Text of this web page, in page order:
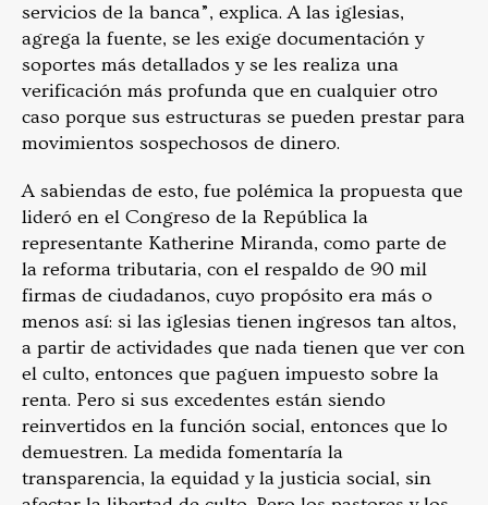
servicios de la banca”, explica. A las iglesias,
agrega la fuente, se les exige documentación y
soportes más detallados y se les realiza una
verificación más profunda que en cualquier otro
caso porque sus estructuras se pueden prestar para
movimientos sospechosos de dinero.
A sabiendas de esto, fue polémica la propuesta que
lideró en el Congreso de la República la
representante Katherine Miranda, como parte de
la reforma tributaria, con el respaldo de 90 mil
firmas de ciudadanos, cuyo propósito era más o
menos así: si las iglesias tienen ingresos tan altos,
a partir de actividades que nada tienen que ver con
el culto, entonces que paguen impuesto sobre la
renta. Pero si sus excedentes están siendo
reinvertidos en la función social, entonces que lo
demuestren. La medida fomentaría la
transparencia, la equidad y la justicia social, sin